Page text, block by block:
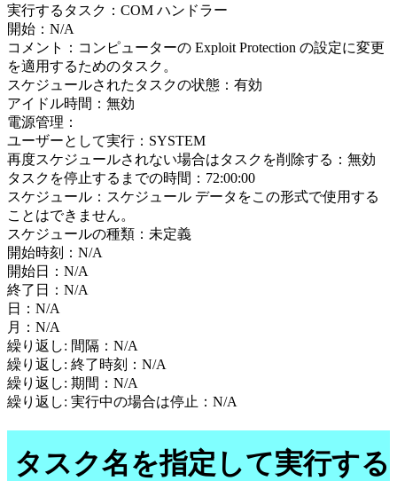
実行するタスク：COM ハンドラー
開始：N/A
コメント：コンピューターの Exploit Protection の設定に変更
を適用するためのタスク。
スケジュールされたタスクの状態：有効
アイドル時間：無効
電源管理：
ユーザーとして実行：SYSTEM
再度スケジュールされない場合はタスクを削除する：無効
タスクを停止するまでの時間：72:00:00
スケジュール：スケジュール データをこの形式で使用する
ことはできません。
スケジュールの種類：未定義
開始時刻：N/A
開始日：N/A
終了日：N/A
日：N/A
月：N/A
繰り返し: 間隔：N/A
繰り返し: 終了時刻：N/A
繰り返し: 期間：N/A
繰り返し: 実行中の場合は停止：N/A
タスク名を指定して実行する